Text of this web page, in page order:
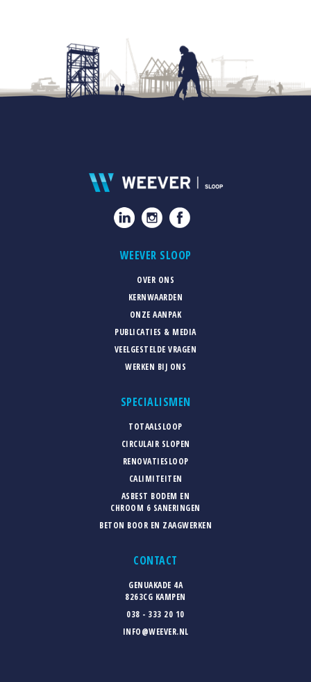
WEEVER SLOOP
OVER ONS
KERNWAARDEN
ONZE AANPAK
PUBLICATIES & MEDIA
VEELGESTELDE VRAGEN
WERKEN BIJ ONS
SPECIALISMEN
TOTAALSLOOP
CIRCULAIR SLOPEN
RENOVATIESLOOP
CALIMITEITEN
ASBEST BODEM EN
CHROOM 6 SANERINGEN
BETON BOOR EN ZAAGWERKEN
CONTACT
GENUAKADE 4A
8263CG KAMPEN
038 - 333 20 10
INFO@WEEVER.NL